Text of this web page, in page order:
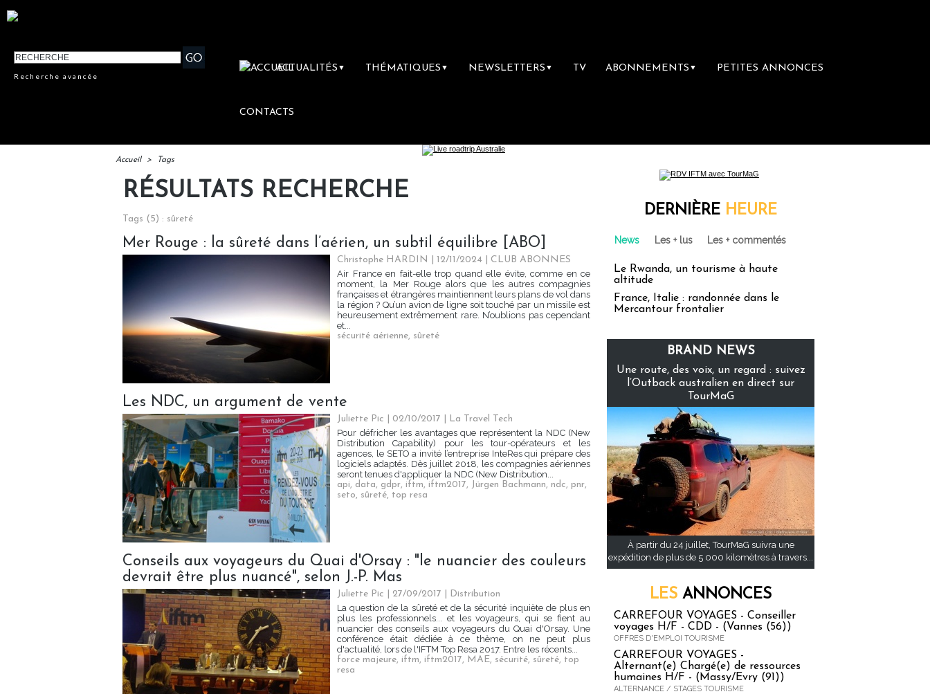
Recherche avancée
ACTUALITÉS ▼ THÉMATIQUES ▼ NEWSLETTERS ▼ TV ABONNEMENTS ▼ PETITES ANNONCES
CONTACTS
Accueil > Tags
RÉSULTATS RECHERCHE
Tags (5) : sûreté
Mer Rouge : la sûreté dans l’aérien, un subtil équilibre [ABO]
Christophe HARDIN | 12/11/2024
CLUB ABONNES
Air France en fait-elle trop quand elle évite, comme en ce
moment, la Mer Rouge alors que les autres compagnies
françaises et étrangères maintiennent leurs plans de vol dans
la région ? Qu’un avion de ligne soit touché par un missile est
heureusement extrêmement rare. N’oublions pas cependant
et...
sécurité aérienne, sûreté
Les NDC, un argument de vente
Juliette Pic | 02/10/2017
La Travel Tech
Pour défricher les avantages que représentent la NDC (New
Distribution Capability) pour les tour-opérateurs et les
agences, le SETO a invité l’entreprise InteRes qui prépare des
logiciels adaptés. Dès juillet 2018, les compagnies aériennes
seront tenues d'appliquer la NDC (New Distribution...
api, data, gdpr, iftm, iftm2017, Jürgen Bachmann, ndc, pnr,
seto, sûreté, top resa
Conseils aux voyageurs du Quai d'Orsay : "le nuancier des couleurs
devrait être plus nuancé", selon J.-P. Mas
Juliette Pic | 27/09/2017
Distribution
La question de la sûreté et de la sécurité inquiète de plus en
plus les professionnels... et les voyageurs, qui se fient au
nuancier des conseils aux voyageurs du Quai d'Orsay. Une
conférence était dédiée à ce thème, on ne peut plus
d'actualité, lors de l'IFTM Top Resa 2017. Entre les récents...
force majeure, iftm, iftm2017, MAE, sécurité, sûreté, top
resa
DERNIÈRE HEURE
News Les + lus Les + commentés
Le Rwanda, un tourisme à haute
altitude
France, Italie : randonnée dans le
Mercantour frontalier
BRAND NEWS
Une route, des voix, un regard : suivez
l’Outback australien en direct sur
TourMaG
À partir du 24 juillet, TourMaG suivra une
expédition de plus de 5 000 kilomètres à travers...
LES ANNONCES
CARREFOUR VOYAGES - Conseiller
voyages H/F - CDD - (Vannes (56))
OFFRES D'EMPLOI TOURISME
CARREFOUR VOYAGES -
Alternant(e) Chargé(e) de ressources
humaines H/F - (Massy/Evry (91))
ALTERNANCE / STAGES TOURISME